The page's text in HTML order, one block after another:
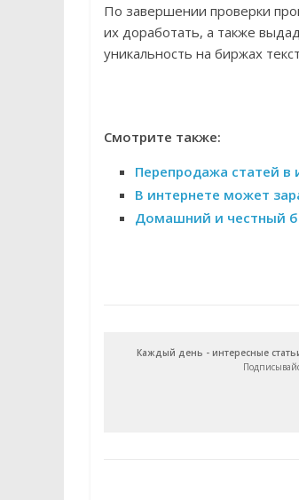
По завершении проверки
их доработать, а также
уникальность на биржах
Смотрите также:
Перепродажа статей в
В интернете может
Домашний и честный
Каждый день - интересные